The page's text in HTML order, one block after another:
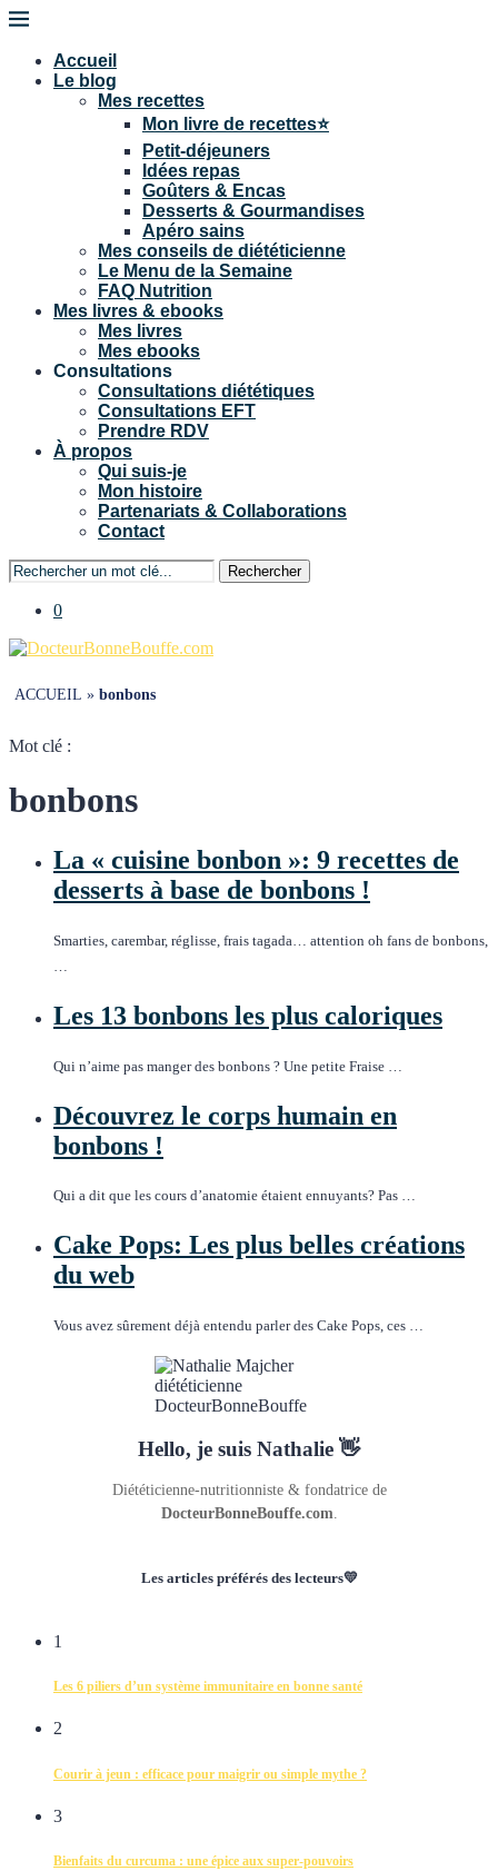
Accueil
Le blog
Mes recettes
Mon livre de recettes⭐
Petit-déjeuners
Idées repas
Goûters & Encas
Desserts & Gourmandises
Apéro sains
Mes conseils de diététicienne
Le Menu de la Semaine
FAQ Nutrition
Mes livres & ebooks
Mes livres
Mes ebooks
Consultations
Consultations diététiques
Consultations EFT
Prendre RDV
À propos
Qui suis-je
Mon histoire
Partenariats & Collaborations
Contact
Rechercher
0
ACCUEIL » bonbons
Mot clé :
bonbons
La « cuisine bonbon »: 9 recettes de
desserts à base de bonbons !
Smarties, carembar, réglisse, frais tagada… attention oh fans de bonbons,
Les 13 bonbons les plus caloriques
Qui n’aime pas manger des bonbons ? Une petite Fraise …
Découvrez le corps humain en
bonbons !
Qui a dit que les cours d’anatomie étaient ennuyants? Pas …
Cake Pops: Les plus belles créations
du web
Vous avez sûrement déjà entendu parler des Cake Pops, ces …
Hello, je suis Nathalie 👋
Diététicienne-nutritionniste & fondatrice de
DocteurBonneBouffe.com
Les articles préférés des lecteurs💛
1
Les 6 piliers d’un système immunitaire en bonne santé
2
Courir à jeun : efficace pour maigrir ou simple mythe ?
3
Bienfaits du curcuma : une épice aux super-pouvoirs